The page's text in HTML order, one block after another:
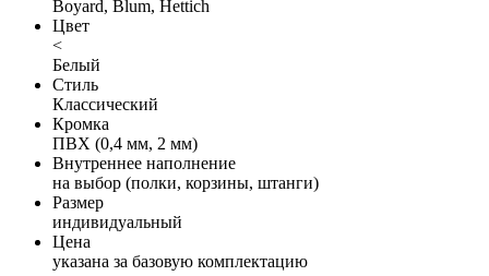
Boyard, Blum, Hettich
Цвет
<
Белый
Стиль
Классический
Кромка
ПВХ (0,4 мм, 2 мм)
Внутреннее наполнение
на выбор (полки, корзины, штанги)
Размер
индивидуальный
Цена
указана за базовую комплектацию